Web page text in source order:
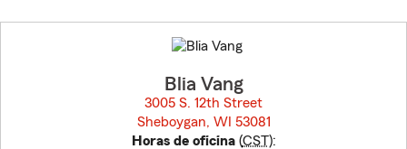
to
before
Blia Vang
3005 S. 12th Street
Sheboygan, WI 53081
Horas de oficina(CST):